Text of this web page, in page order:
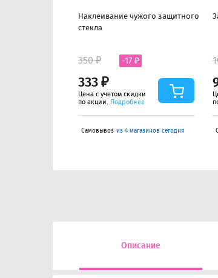
Наклеивание чужого защитного
стекла
333 ₽
350 ₽ -17 ₽
Цена с учетом скидки
по акции. Подробнее
Самовывоз из 4 магазинов сегодня
Описание